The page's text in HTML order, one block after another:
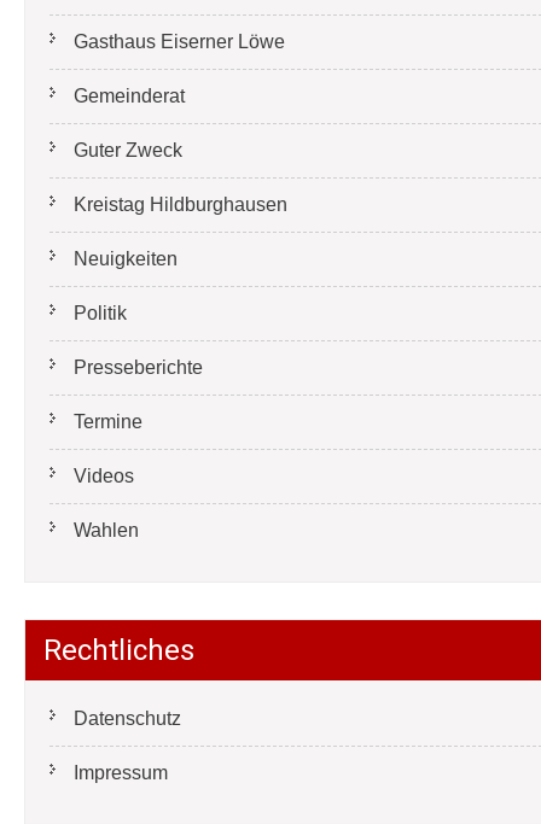
Gasthaus Eiserner Löwe
Gemeinderat
Guter Zweck
Kreistag Hildburghausen
Neuigkeiten
Politik
Presseberichte
Termine
Videos
Wahlen
Rechtliches
Datenschutz
Impressum